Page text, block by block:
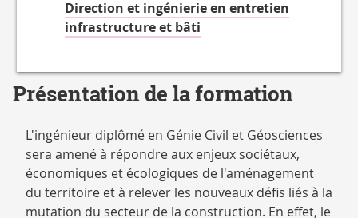
Direction et ingénierie en entretien
infrastructure et bâti
Présentation de la formation
L'ingénieur diplômé en Génie Civil et Géosciences
sera amené à répondre aux enjeux sociétaux,
économiques et écologiques de l'aménagement
du territoire et à relever les nouveaux défis liés à la
mutation du secteur de la construction. En effet, le